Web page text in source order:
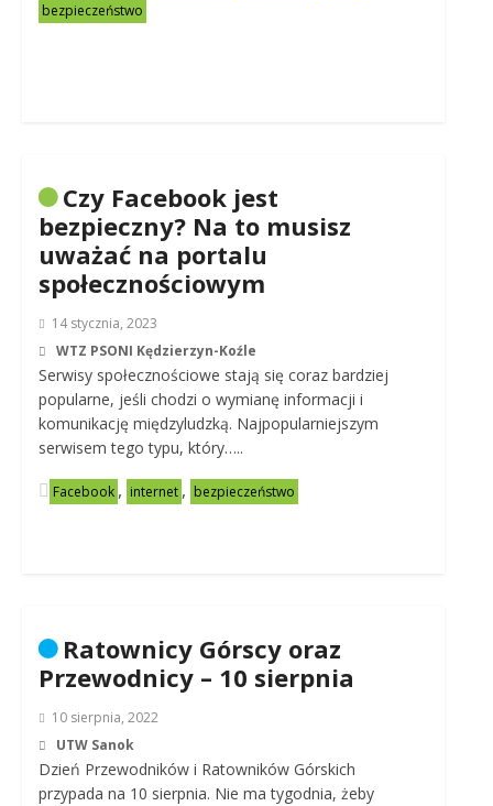
bezpieczeństwo
Czy Facebook jest
bezpieczny? Na to musisz
uważać na portalu
społecznościowym
14 stycznia, 2023
WTZ PSONI Kędzierzyn-Koźle
Serwisy społecznościowe stają się coraz bardziej
popularne, jeśli chodzi o wymianę informacji i
komunikację międzyludzką. Najpopularniejszym
serwisem tego typu, który…..
Facebook , internet , bezpieczeństwo
Ratownicy Górscy oraz
Przewodnicy – 10 sierpnia
10 sierpnia, 2022
UTW Sanok
Dzień Przewodników i Ratowników Górskich
przypada na 10 sierpnia. Nie ma tygodnia, żeby